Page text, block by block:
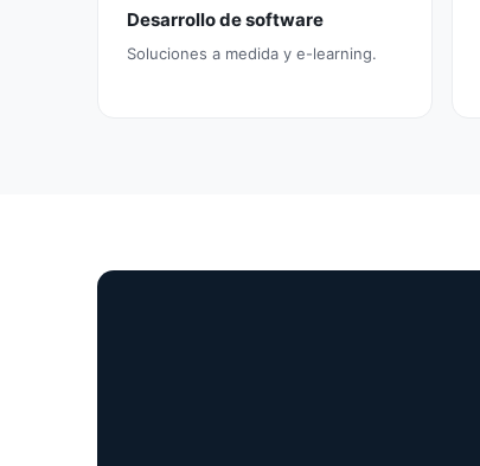
Desarrollo de software
Soluciones a medida y e-learning.